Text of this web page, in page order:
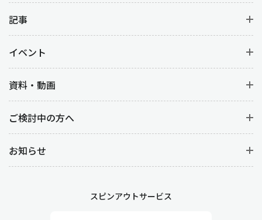
記事
イベント
資料・動画
ご検討中の方へ
お知らせ
スピンアウトサービス